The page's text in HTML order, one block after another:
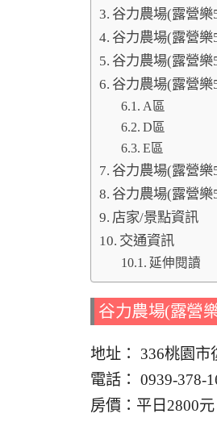
谷力農場(露營
谷力農場(露營
谷力農場(露營
谷力農場(露營
A區
D區
E區
谷力農場(露營
谷力農場(露營
店家/景點資訊
交通資訊
延伸閱讀
谷力農場(露營
地址： 336桃園市
電話： 0939-378-
房價：平日2800